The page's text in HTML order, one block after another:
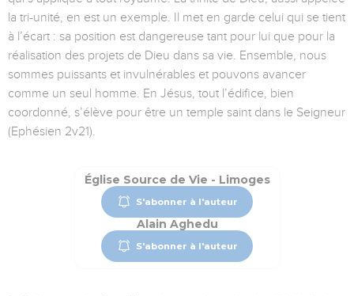
la tri-unité, en est un exemple. Il met en garde celui qui se tient
à l’écart : sa position est dangereuse tant pour lui que pour la
réalisation des projets de Dieu dans sa vie. Ensemble, nous
sommes puissants et invulnérables et pouvons avancer
comme un seul homme. En Jésus, tout l’édifice, bien
coordonné, s’élève pour être un temple saint dans le Seigneur
(Ephésien 2v21).
Église Source de Vie - Limoges
S'abonner à l'auteur
Alain Aghedu
S'abonner à l'auteur